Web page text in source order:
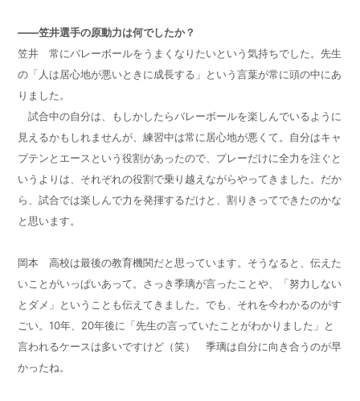
——笠井選手の原動力は何でしたか？
笠井 常にバレーボールをうまくなりたいという気持ちでした。先生
の「人は居心地が悪いときに成長する」という言葉が常に頭の中にあ
りました。
試合中の自分は、もしかしたらバレーボールを楽しんでいるように
見えるかもしれませんが、練習中は常に居心地が悪くて。自分はキャ
プテンとエースという役割があったので、プレーだけに全力を注ぐと
いうよりは、それぞれの役割で乗り越えながらやってきました。だか
ら、試合では楽しんで力を発揮するだけと、割りきってできたのかな
と思います。
岡本 高校は最後の教育機関だと思っています。そうなると、伝えた
いことがいっぱいあって。さっき季璃が言ったことや、「努力しない
とダメ」ということも伝えてきました。でも、それを今わかるのがす
ごい。10年、 20年後に「先生の言っていたことがわかりました」と
言われるケースは多いですけど（笑） 季璃は自分に向き合うのが早
かったね。